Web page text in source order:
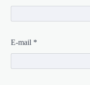
E-mail *